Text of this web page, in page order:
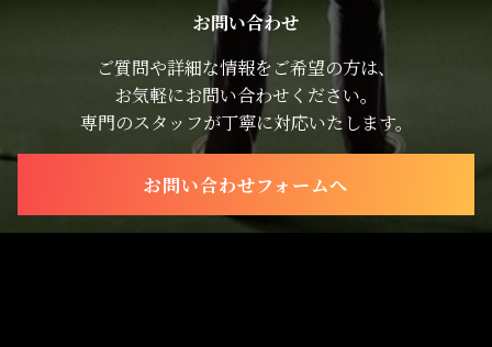
お問い合わせ
ご質問や詳細な情報をご希望の方は、
お気軽にお問い合わせください。
専門のスタッフが丁寧に対応いたします。
お問い合わせフォームへ